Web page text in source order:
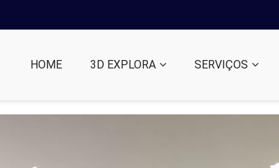
HOME 3D EXPLORA SERVIÇOS